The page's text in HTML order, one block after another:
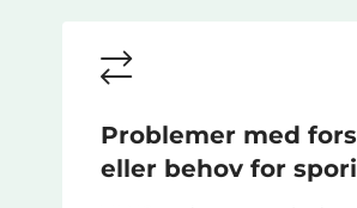
Problemer med
eller behov for